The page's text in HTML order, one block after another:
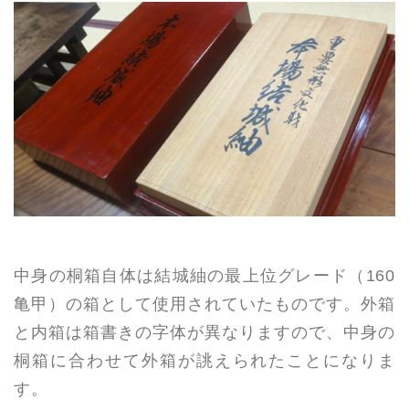
中身の桐箱自体は結城紬の最上位グレード（160
亀甲）の箱として使用されていたものです。外箱
と内箱は箱書きの字体が異なりますので、中身の
桐箱に合わせて外箱が誂えられたことになりま
す。